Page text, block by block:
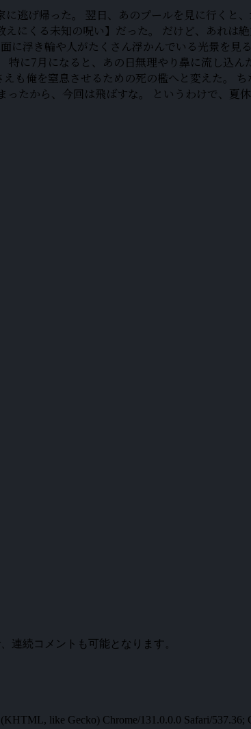
逃げ帰った。 翌日、あのプールを見に行くと
にくる未知の呪い】だった。 だけど、あれは
に浮き輪や人がたくさん浮かんでいる光景を
に7月になると、あの日無理やり鼻に流し込
も俺を窒息させるための死の檻へと変えた。
たから、今回は飛ばすな。 というわけで、夏
連続コメントも可能となります。
like Gecko) Chrome/131.0.0.0 Safari/537.36;